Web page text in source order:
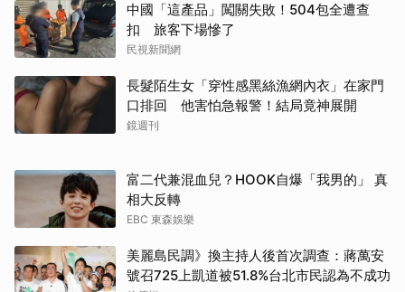
中國「這產品」闖關失敗！504包全遭查
扣 旅客下場慘了
民視新聞網
長髮陌生女「穿性感黑絲漁網內衣」在家門
口排回 他害怕急報警！結局竟神展開
鏡週刊
富二代兼混血兒？HOOK自爆「我男的」 真
相大反轉
EBC 東森娛樂
美麗島民調》換主持人後首次調查：蔣萬安
號召725上凱道被51.8%台北市民認為不成功